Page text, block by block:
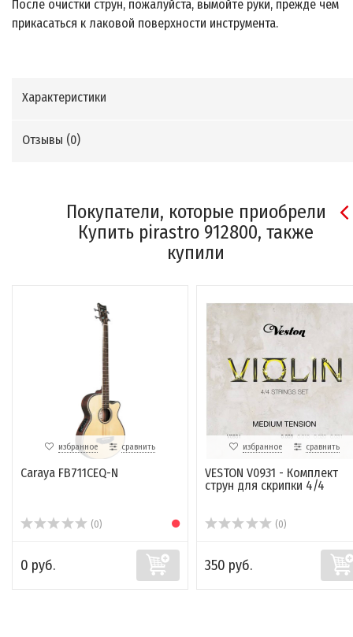
После очистки струн, пожалуйста, вымойте руки, прежде чем
прикасаться к лаковой поверхности инструмента.
Характеристики
Отзывы (0)
Покупатели, которые приобрели
Купить pirastro 912800, также
купили
избранное сравнить
Caraya FB711CEQ-N
(0)
0 руб.
избранное сравнить
VESTON V0931 - Комплект
струн для скрипки 4/4
(0)
350 руб.